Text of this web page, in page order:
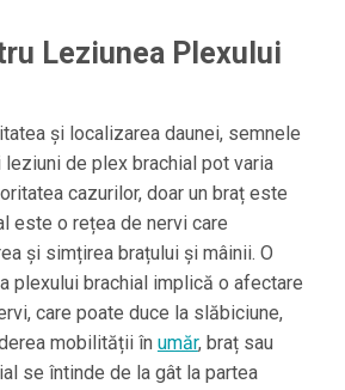
Leziunea Plexului
și localizarea daunei, semnele
de plex brachial pot varia
cazurilor, doar un braț este
este o rețea de nervi care
și simțirea brațului și mâinii. O
plexului brachial implică o afectare
care poate duce la slăbiciune,
mobilității în umăr, braț sau
se întinde de la gât la partea